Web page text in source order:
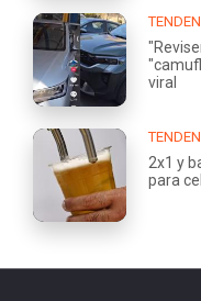
viral
2x1 y
para